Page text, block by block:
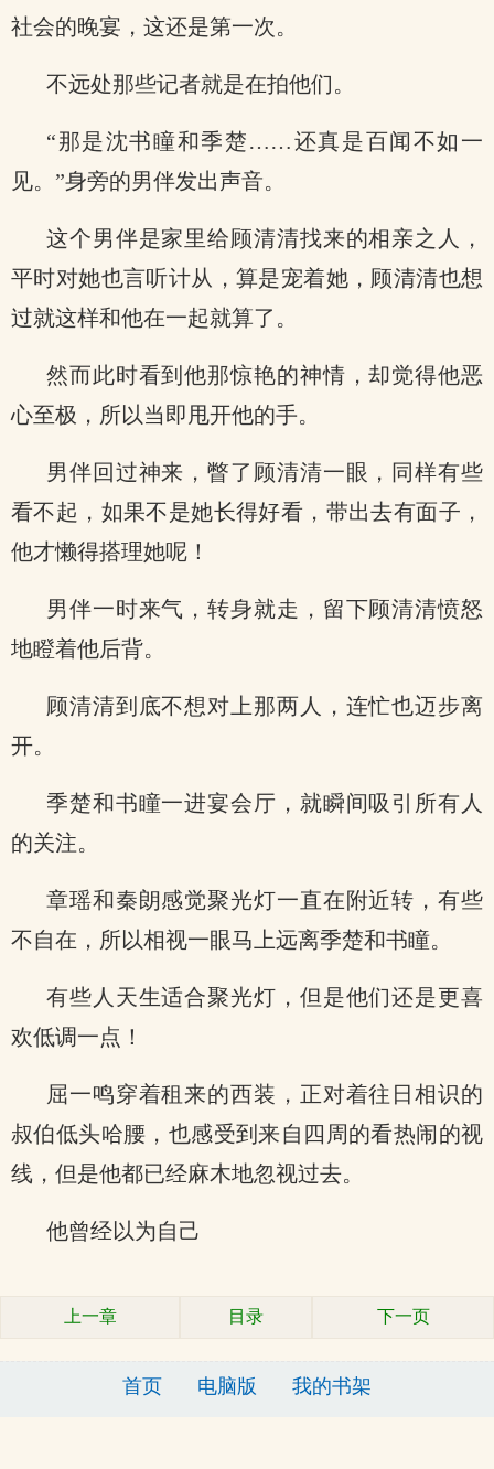
社会的晚宴，这还是第一次。
不远处那些记者就是在拍他们。
“那是沈书瞳和季楚……还真是百闻不如一
见。”身旁的男伴发出声音。
这个男伴是家里给顾清清找来的相亲之人，
平时对她也言听计从，算是宠着她，顾清清也想
过就这样和他在一起就算了。
然而此时看到他那惊艳的神情，却觉得他恶
心至极，所以当即甩开他的手。
男伴回过神来，瞥了顾清清一眼，同样有些
看不起，如果不是她长得好看，带出去有面子，
他才懒得搭理她呢！
男伴一时来气，转身就走，留下顾清清愤怒
地瞪着他后背。
顾清清到底不想对上那两人，连忙也迈步离
开。
季楚和书瞳一进宴会厅，就瞬间吸引所有人
的关注。
章瑶和秦朗感觉聚光灯一直在附近转，有些
不自在，所以相视一眼马上远离季楚和书瞳。
有些人天生适合聚光灯，但是他们还是更喜
欢低调一点！
屈一鸣穿着租来的西装，正对着往日相识的
叔伯低头哈腰，也感受到来自四周的看热闹的视
线，但是他都已经麻木地忽视过去。
他曾经以为自己
上一章 目录 下一页
首页 电脑版 我的书架